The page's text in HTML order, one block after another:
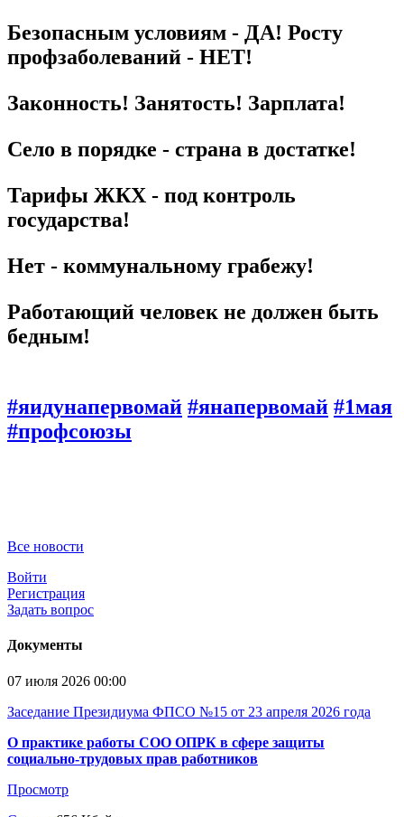
Безопасным условиям - ДА! Росту
профзаболеваний - НЕТ!
Законность! Занятость! Зарплата!
Село в порядке - страна в достатке!
Тарифы ЖКХ - под контроль
государства!
Нет - коммунальному грабежу!
Работающий человек не должен быть
бедным!
#яидунапервомай #янапервомай #1мая
#профсоюзы
Все новости
Войти
Регистрация
Задать вопрос
Документы
07 июля 2026 00:00
Заседание Президиума ФПСО №15 от 23 апреля 2026 года
О практике работы СОО ОПРК в сфере защиты
социально-трудовых прав работников
Просмотр